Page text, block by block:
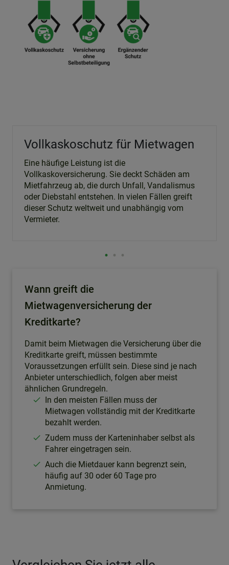
Vollkaskoschutz für Mietwagen
Eine häufige Leistung ist die
Vollkaskoversicherung. Sie deckt Schäden am
Mietfahrzeug ab, die durch Unfall, Vandalismus
oder Diebstahl entstehen. In vielen Fällen greift
dieser Schutz weltweit und unabhängig vom
Vermieter.
Wann greift die
Mietwagenversicherung der
Kreditkarte?
Damit beim Mietwagen die Versicherung über die
Kreditkarte greift, müssen bestimmte
Voraussetzungen erfüllt sein. Diese sind je nach
Anbieter unterschiedlich, folgen aber meist
ähnlichen Grundregeln.
In den meisten Fällen muss der
Mietwagen vollständig mit der Kreditkarte
bezahlt werden.
Zudem muss der Karteninhaber selbst als
Fahrer eingetragen sein.
Auch die Mietdauer kann begrenzt sein,
häufig auf 30 oder 60 Tage pro
Anmietung.